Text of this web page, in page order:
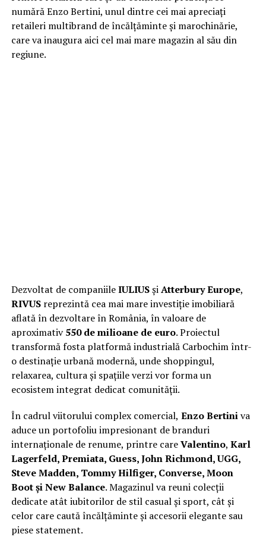
numără Enzo Bertini, unul dintre cei mai apreciați
retaileri multibrand de încălțăminte și marochinărie,
care va inaugura aici cel mai mare magazin al său din
regiune.
Dezvoltat de companiileIULIUSșiAtterbury Europe,
RIVUSreprezintă cea mai mare investiție imobiliară
aflată în dezvoltare în România, în valoare de
aproximativ550 de milioane de euro. Proiectul
transformă fosta platformă industrială Carbochim într-
o destinație urbană modernă, unde shoppingul,
relaxarea, cultura și spațiile verzi vor forma un
ecosistem integrat dedicat comunității.
În cadrul viitorului complex comercial, Enzo Bertiniva
aduce un portofoliu impresionant de branduri
internaționale de renume, printre careValentino, Karl
Lagerfeld, Premiata, Guess, John Richmond, UGG,
Steve Madden, Tommy Hilfiger, Converse, Moon
Boot și New Balance. Magazinul va reuni colecții
dedicate atât iubitorilor de stil casual și sport, cât și
celor care caută încălțăminte și accesorii elegante sau
piese statement.